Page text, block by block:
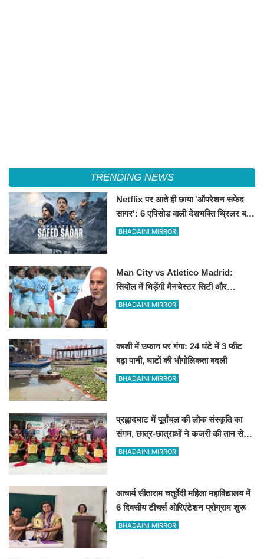
TRENDING NEWS
Netflix पर आते ही छाया 'ऑपरेशन सफेद
सागर': 6 एपिसोड वाली देशभक्ति थ्रिलर बनी
नंबर-1 ट्रेंडिंग सीरीज
BHADAINI MIRROR
Man City vs Atletico Madrid:
सियोल में भिड़ेंगी मैनचेस्टर सिटी और
एटलेटिको मैड्रिड
BHADAINI MIRROR
काशी में उफान पर गंगा: 24 घंटे में 3 फीट
बढ़ा पानी, घाटों की भौगोलिकता बदली
BHADAINI MIRROR
प्रह्लादघाट में पूर्वांचल की लोक संस्कृति का
संगम, छात्र-छात्राओं ने कजरी की तान से
बांधा समां
BHADAINI MIRROR
आचार्य सीताराम चतुर्वेदी महिला महाविद्यालय में
6 दिवसीय टीचर्स ओरिएंटेशन प्रोग्राम शुरू
BHADAINI MIRROR